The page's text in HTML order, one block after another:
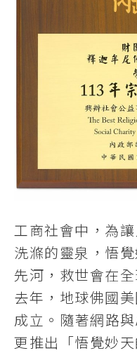
工商社會中，為
洗滌的靈泉，悟
先河，救世會在
去年，地球佛國
成立。隨著網路
更推出「悟覺妙